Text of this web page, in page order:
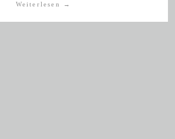
Weiterlesen →